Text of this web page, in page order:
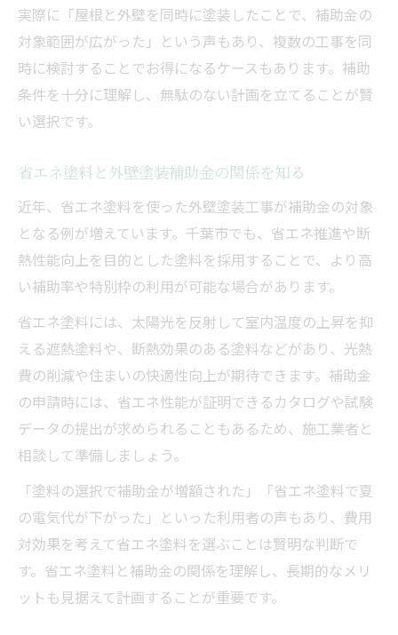
実際に「屋根と外壁を同時に塗装したことで、補助金の
対象範囲が広がった」という声もあり、複数の工事を同
時に検討することでお得になるケースもあります。補助
条件を十分に理解し、無駄のない計画を立てることが賢
い選択です。
省エネ塗料と外壁塗装補助金の関係を知る
近年、省エネ塗料を使った外壁塗装工事が補助金の対象
となる例が増えています。千葉市でも、省エネ推進や断
熱性能向上を目的とした塗料を採用することで、より高
い補助率や特別枠の利用が可能な場合があります。
省エネ塗料には、太陽光を反射して室内温度の上昇を抑
える遮熱塗料や、断熱効果のある塗料などがあり、光熱
費の削減や住まいの快適性向上が期待できます。補助金
の申請時には、省エネ性能が証明できるカタログや試験
データの提出が求められることもあるため、施工業者と
相談して準備しましょう。
「塗料の選択で補助金が増額された」「省エネ塗料で夏
の電気代が下がった」といった利用者の声もあり、費用
対効果を考えて省エネ塗料を選ぶことは賢明な判断で
す。省エネ塗料と補助金の関係を理解し、長期的なメリ
ットも見据えて計画することが重要です。